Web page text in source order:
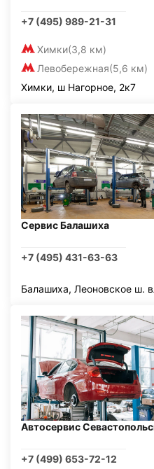
+7 (495) 989-21-31
Химки(3,8 км)
Левобережная(5,6 км)
Химки, ш Нагорное, 2к7
Сервис Балашиха
+7 (495) 431-63-63
Балашиха, Леоновское ш.
Автосервис
+7 (499) 653-72-12